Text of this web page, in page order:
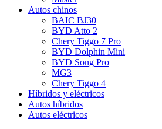
Autos chinos
BAIC BJ30
BYD Atto 2
Chery Tiggo 7 Pro
BYD Dolphin Mini
BYD Song Pro
MG3
Chery Tiggo 4
Híbridos y eléctricos
Autos híbridos
Autos eléctricos